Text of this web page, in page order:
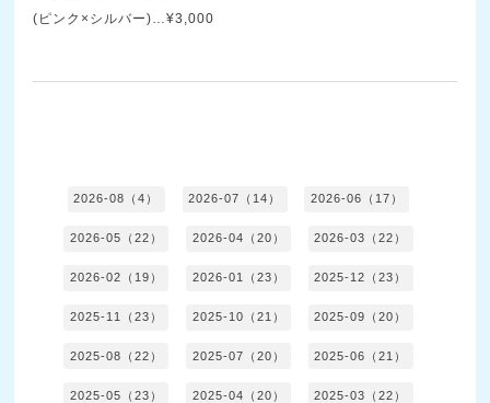
(ピンク×シルバー)…¥3,000
2026-08（4） 2026-07（14） 2026-06（17）
2026-05（22） 2026-04（20） 2026-03（22）
2026-02（19） 2026-01（23） 2025-12（23）
2025-11（23） 2025-10（21） 2025-09（20）
2025-08（22） 2025-07（20） 2025-06（21）
2025-05（23） 2025-04（20） 2025-03（22）